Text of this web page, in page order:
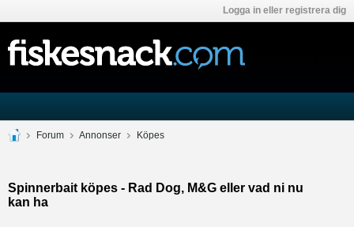
Logga in eller registrera dig
Forum Annonser Köpes
Spinnerbait köpes - Rad Dog, M&G eller vad ni nu
kan ha